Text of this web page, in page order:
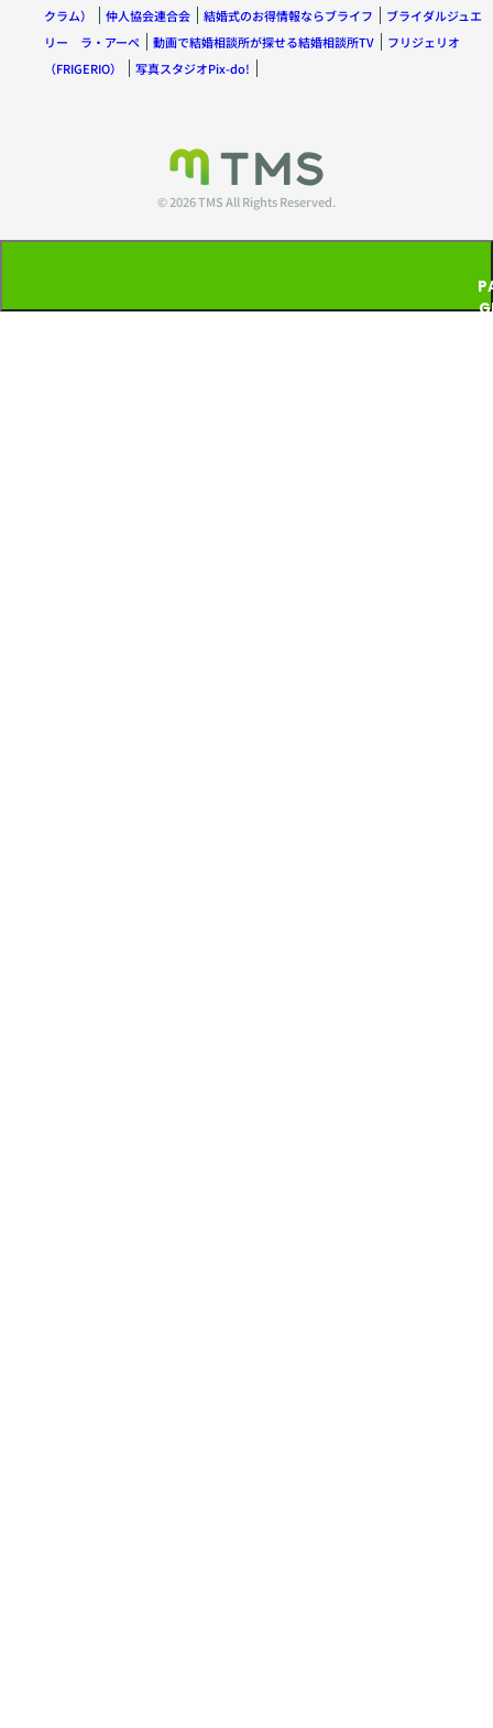
クラム）
仲人協会連合会 結婚式のお得情報ならブライフ
ブライダルジュエ
リー ラ・アーペ
動画で結婚相談所が探せる結婚相談所TV
フリジェリオ
（FRIGERIO）
写真スタジオPix-do!
© 2026 TMS All Rights Reserved.